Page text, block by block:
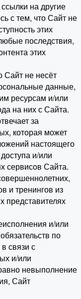
на другие
с тем, что Сайт не
этих
последствия,
этих
Сайт не несёт
данные,
ресурсам и/или
на них с Сайта.
за
которая может
настоящего
и/или
сервисов Сайта.
и тренингов из
представителях
и/или
по
связи с
и/или
невыполнение
Сайт